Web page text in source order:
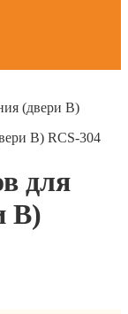
(двери B)
B) RCS-304
для
B)